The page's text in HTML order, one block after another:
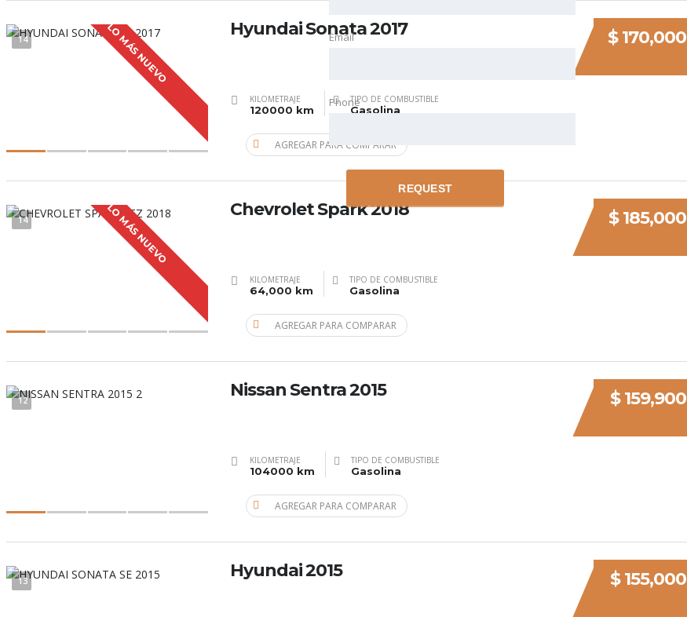
14 LO MÁS NUEVO $ 170,000
Hyundai Sonata 2017
KILOMETRAJE
120000 km
TIPO DE COMBUSTIBLE
Gasolina
AGREGAR PARA COMPARAR
14 LO MÁS NUEVO $ 185,000
Chevrolet Spark 2018
KILOMETRAJE
64,000 km
TIPO DE COMBUSTIBLE
Gasolina
AGREGAR PARA COMPARAR
12 $ 159,900
Nissan Sentra 2015
KILOMETRAJE
104000 km
TIPO DE COMBUSTIBLE
Gasolina
AGREGAR PARA COMPARAR
13 $ 155,000
Hyundai 2015
Email
Phone
REQUEST